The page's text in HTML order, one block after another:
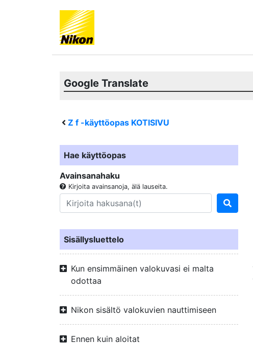
Google Translate
Z f -käyttöopas KOTISIVU
Hae käyttöopas
Avainsanahaku
Kirjoita avainsanoja, älä lauseita.
Sisällysluettelo
Kun ensimmäinen valokuvasi ei malta
odottaa
Nikon sisältö valokuvien nauttimiseen
Ennen kuin aloitat